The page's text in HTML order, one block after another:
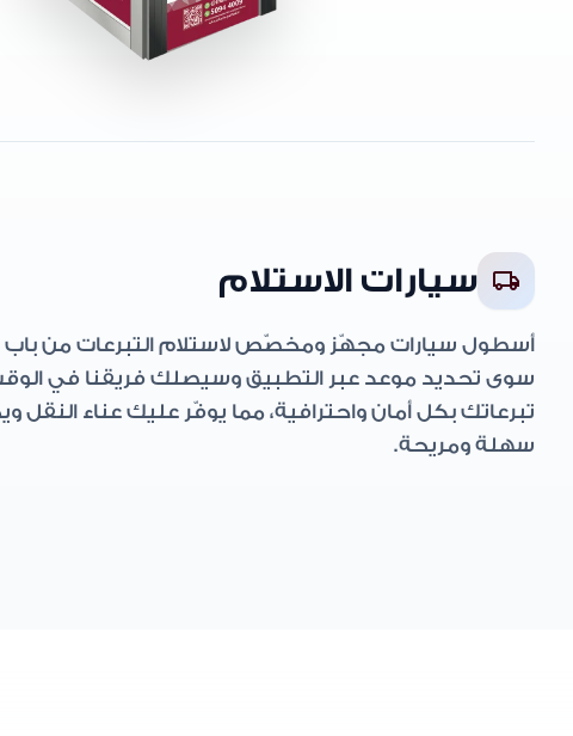
local_shipping سيارات الاستلام
أسطول سيارات مجهّز ومخصّص لاستلام التبرعات من باب
سوى تحديد موعد عبر التطبيق وسيصلك فريقنا في
تبرعاتك بكل أمان واحترافية، مما يوفّر عليك عناء النقل
سهلة ومريحة.